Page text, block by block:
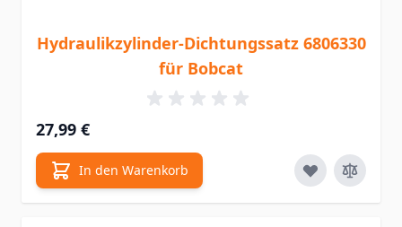
Hydraulikzylinder-Dichtungssatz 6806330
für Bobcat
27,99 €
In den Warenkorb